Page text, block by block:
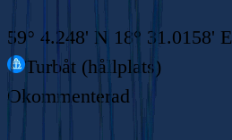
59° 4.248' N 18° 31.0158' E
Turbåt (hållplats)
Okommenterad